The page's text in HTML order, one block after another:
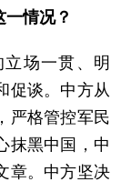
情况？
场一贯、明
促谈。中方从
严格管控军民
抹黑中国，中
章。中方坚决